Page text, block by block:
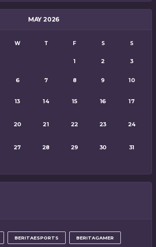
MAY 2026
W T F S S
1 2 3
6 7 8 9 10
13 14 15 16 17
20 21 22 23 24
27 28 29 30 31
BERITAESPORTS BERITAGAMER